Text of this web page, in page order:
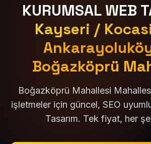
KURUMSAL WEB
Kayseri /
Boğazköprü
Boğazköprü Mahallesi
işletmeler için güncel, SEO
Tasarım. Tek fiyat, her